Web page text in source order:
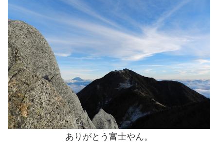
ありがとう富士やん。